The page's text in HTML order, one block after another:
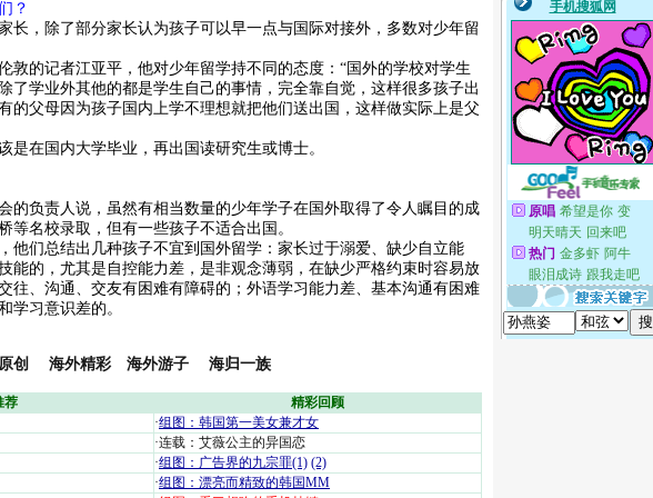
？
除了部分家长认为孩子可以早一点与国际对接外，多数对少年留
记者江亚平，他对少年留学持不同的态度：“国外的学校对学生
了学业外其他的都是学生自己的事情，完全靠自觉，这样很多孩子出
的父母因为孩子国内上学不理想就把他们送出国，这样做实际上是父
国内大学毕业，再出国读研究生或博士。
责人说，虽然有相当数量的少年学子在国外取得了令人瞩目的成
等名校录取，但有一些孩子不适合出国。
总结出几种孩子不宜到国外留学：家长过于溺爱、缺少自立能
能的，尤其是自控能力差，是非观念薄弱，在缺少严格约束时容易放
往、沟通、交友有困难有障碍的；外语学习能力差、基本沟通有困难
学习意识差的。
创 海外精彩 海外游子 海归一族
荐
精彩回顾
·组图：韩国第一美女兼才女
·连载：艾薇公主的异国恋
·组图：广告界的九宗罪(1) (2)
·组图：漂亮而精致的韩国MM